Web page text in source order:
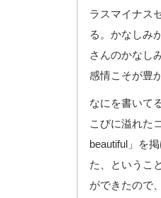
ラスマイナス
る。かなしみ
さんのかなし
感情こそが豊
なにを書いて
こびに溢れた
beautiful」を
た、というこ
ができたので